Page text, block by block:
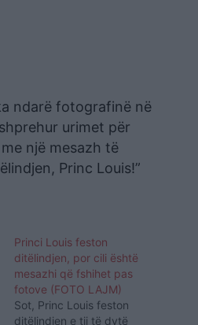
ndarë fotografinë në
urimet për
një mesazh të
Princ Louis!”
Princi Louis feston
ditëlindjen, por cili është
mesazhi që fshihet pas
fotove (FOTO LAJM)
Sot, Princ Louis feston
ditëlindjen e tij të dytë